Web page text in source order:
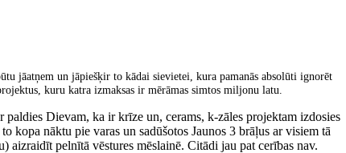
jāatņem un jāpiešķir to kādai sievietei, kura pamanās absolūti ignorēt
kuru katra izmaksas ir mērāmas simtos miljonu latu.
paldies Dievam, ka ir krīze un, cerams, k-zāles projektam izdosies
kopa nāktu pie varas un sadūšotos Jaunos 3 brāļus ar visiem tā
pelnītā vēstures mēslainē. Citādi jau pat cerības nav.